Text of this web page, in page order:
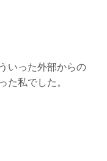
いった外部からの
私でした。